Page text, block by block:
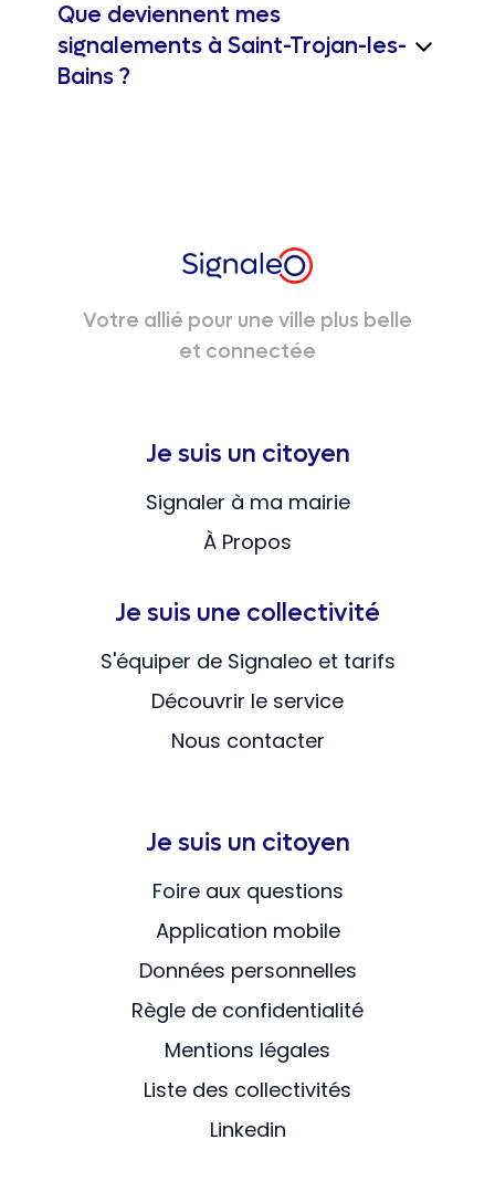
Que deviennent mes
signalements à Saint-Trojan-les-
Bains ?
Votre allié pour une ville plus belle
et connectée
Je suis un citoyen
Signaler à ma mairie
À Propos
Je suis une collectivité
S'équiper de Signaleo et tarifs
Découvrir le service
Nous contacter
Je suis un citoyen
Foire aux questions
Application mobile
Données personnelles
Règle de confidentialité
Mentions légales
Liste des collectivités
Linkedin